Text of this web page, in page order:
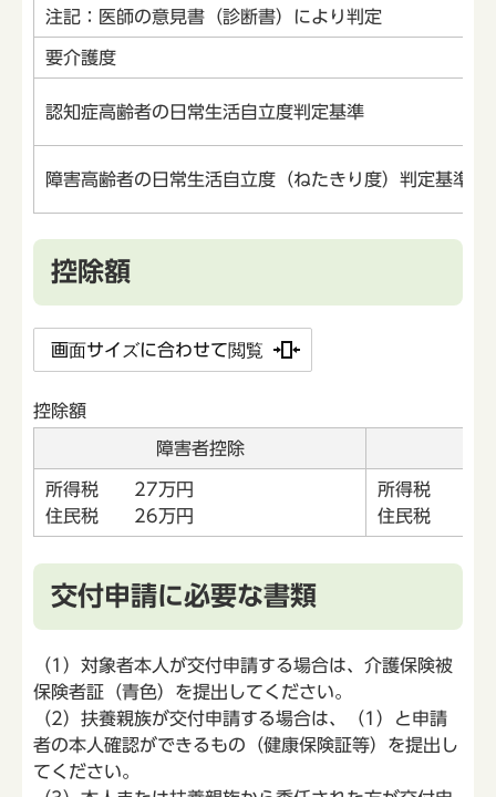
注記：医師の意見書（診断書）により判定
要介護度
認知症高齢者の日常生活自立度判定基準
障害高齢者の日常生活自立度（ねたきり度）判定基準
控除額
画面サイズに合わせて閲覧
控除額
障害者控除
所得税 27万円
住民税 26万円
所得税 40
住民税 30
交付申請に必要な書類
（1）対象者本人が交付申請する場合は、介護保険被
保険者証（青色）を提出してください。
（2）扶養親族が交付申請する場合は、（1）と申請
者の本人確認ができるもの（健康保険証等）を提出し
てください。